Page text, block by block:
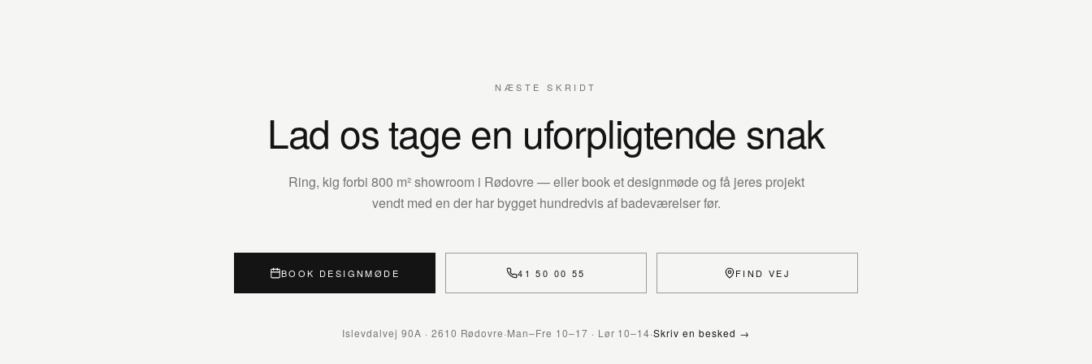
NÆSTE SKRIDT
Lad os tage en uforpligtende snak
Ring, kig forbi 800 m² showroom i Rødovre — eller book et designmøde og få jeres projekt
vendt med en der har bygget hundredvis af badeværelser før.
BOOK DESIGNMØDE 41 50 00 55 FIND VEJ
Islevdalvej 90A · 2610 Rødovre·Man–Fre 10–17 · Lør 10–14·Skriv en besked →